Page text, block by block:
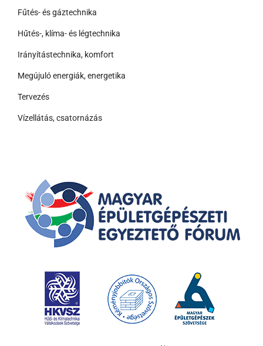
Fűtés- és gáztechnika
Hűtés-, klíma- és légtechnika
Irányítástechnika, komfort
Megújuló energiák, energetika
Tervezés
Vízellátás, csatornázás